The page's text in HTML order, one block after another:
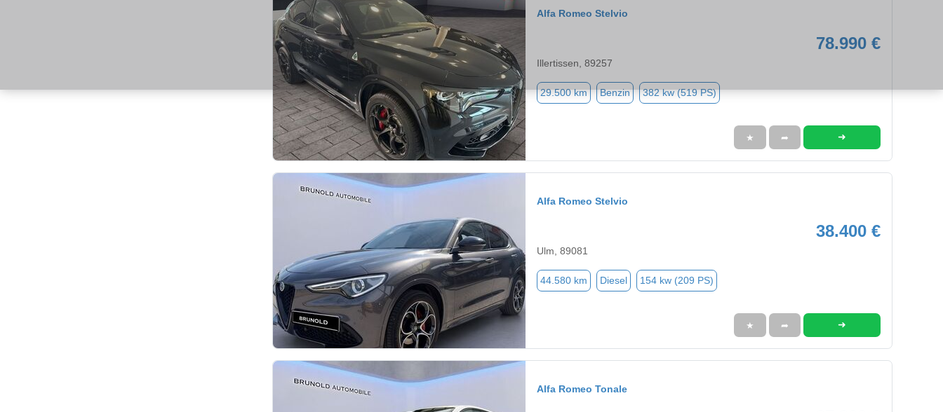
Alfa Romeo Stelvio
78.990 €
Illertissen, 89257
29.500 km Benzin 382 kw (519 PS)
★ ➦ ➜
Alfa Romeo Stelvio
38.400 €
Ulm, 89081
44.580 km Diesel 154 kw (209 PS)
★ ➦ ➜
Alfa Romeo Tonale